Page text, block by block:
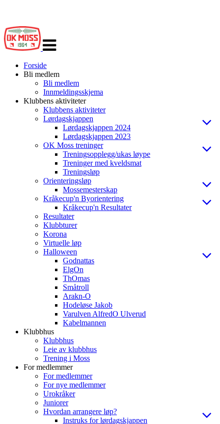
navigasjon
Forside
Bli medlem
Bli medlem
Innmeldingsskjema
Klubbens aktiviteter
Klubbens aktiviteter
Lørdagskjappen
Lørdagskjappen 2024
Lørdagskjappen 2023
OK Moss treninger
Treningsopplegg/ukas løype
Treninger med kveldsmat
Treningsløp
Orienteringsløp
Mossemesterskap
Kråkecup'n Byorientering
Kråkecup'n Resultater
Resultater
Klubbturer
Korona
Virtuelle løp
Halloween
Godnattas
ElgOn
ThOmas
Småtroll
Arakn-O
Hodeløse Jakob
Varulven AlfredO Ulverud
Kabelmannen
Klubbhus
Klubbhus
Leie av klubbhus
Trening i Moss
For medlemmer
For medlemmer
For nye medlemmer
Urokråker
Juniorer
Hvordan arrangere løp?
Instruks for lørdagskjappen